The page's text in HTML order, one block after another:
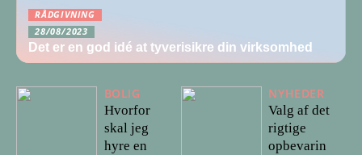
RÅDGIVNING
28/08/2023
Det er en god idé at tyverisikre din virksomhed
BOLIG
Hvorfor
skal jeg
hyre en
NYHEDER
Valg af det
rigtige
opbevarin